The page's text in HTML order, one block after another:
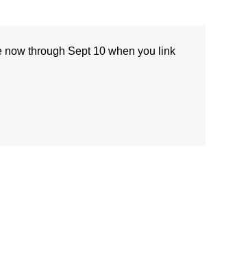
through Sept 10 when you link